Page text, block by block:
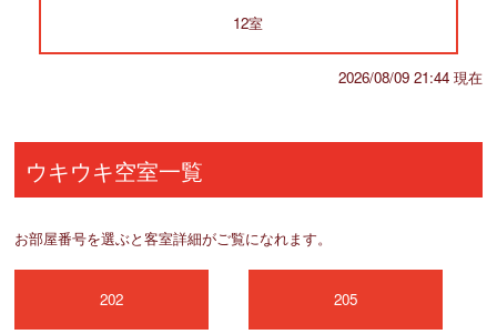
12室
2026/08/09 21:44 現在
ウキウキ空室一覧
お部屋番号を選ぶと客室詳細がご覧になれます。
202 205